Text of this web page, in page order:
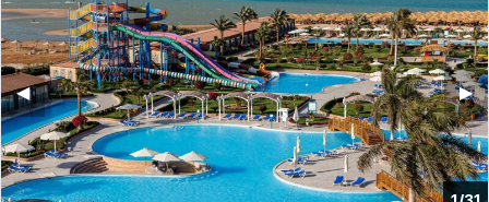
▶︎
◀︎